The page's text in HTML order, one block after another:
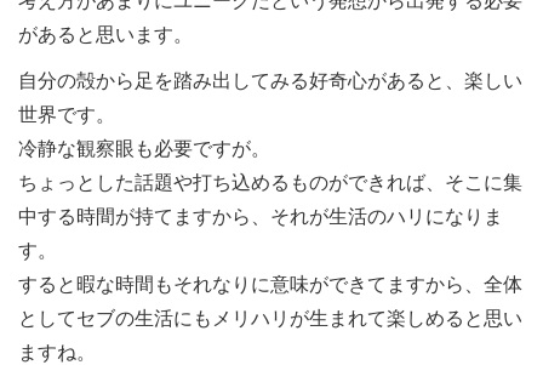
があると思います。
自分の殻から足を踏み出してみる好奇心があると、楽しい
世界です。
冷静な観察眼も必要ですが。
ちょっとした話題や打ち込めるものができれば、そこに集
中する時間が持てますから、それが生活のハリになりま
す。
すると暇な時間もそれなりに意味ができてますから、全体
としてセブの生活にもメリハリが生まれて楽しめると思い
ますね。